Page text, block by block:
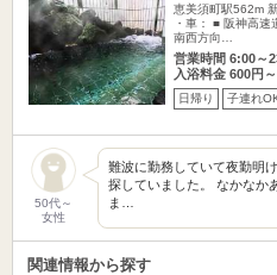
恵美須町駅562m
・車： ■ 阪神高速
南西方向…
営業時間 6:00～
入浴料金 600円～
日帰り 子連れ
50代～
女性
難波に勤務していて夜勤明
探していました。 なかなか
ま…
関連情報から探す